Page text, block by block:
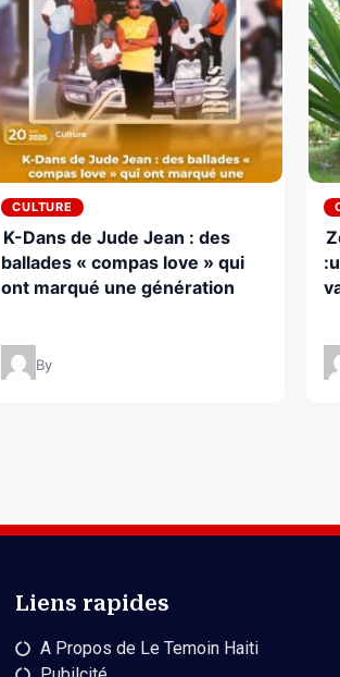
CULTURE
K-Dans de Jude Jean : des
ballades « compas love » qui
ont marqué une génération
By
Liens rapides
A Propos de Le Temoin Haiti